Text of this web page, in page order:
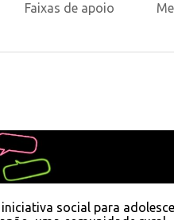
Faixas de apoio
social para